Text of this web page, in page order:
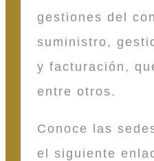
gestiones del
suministro,
y facturación,
entre otros.
Conoce las
el siguiente